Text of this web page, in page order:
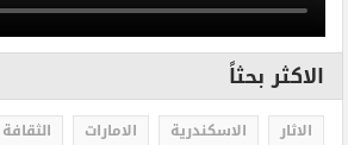
الاكثر بحثاً
الاثار الاسكندرية الامارات الثقافة